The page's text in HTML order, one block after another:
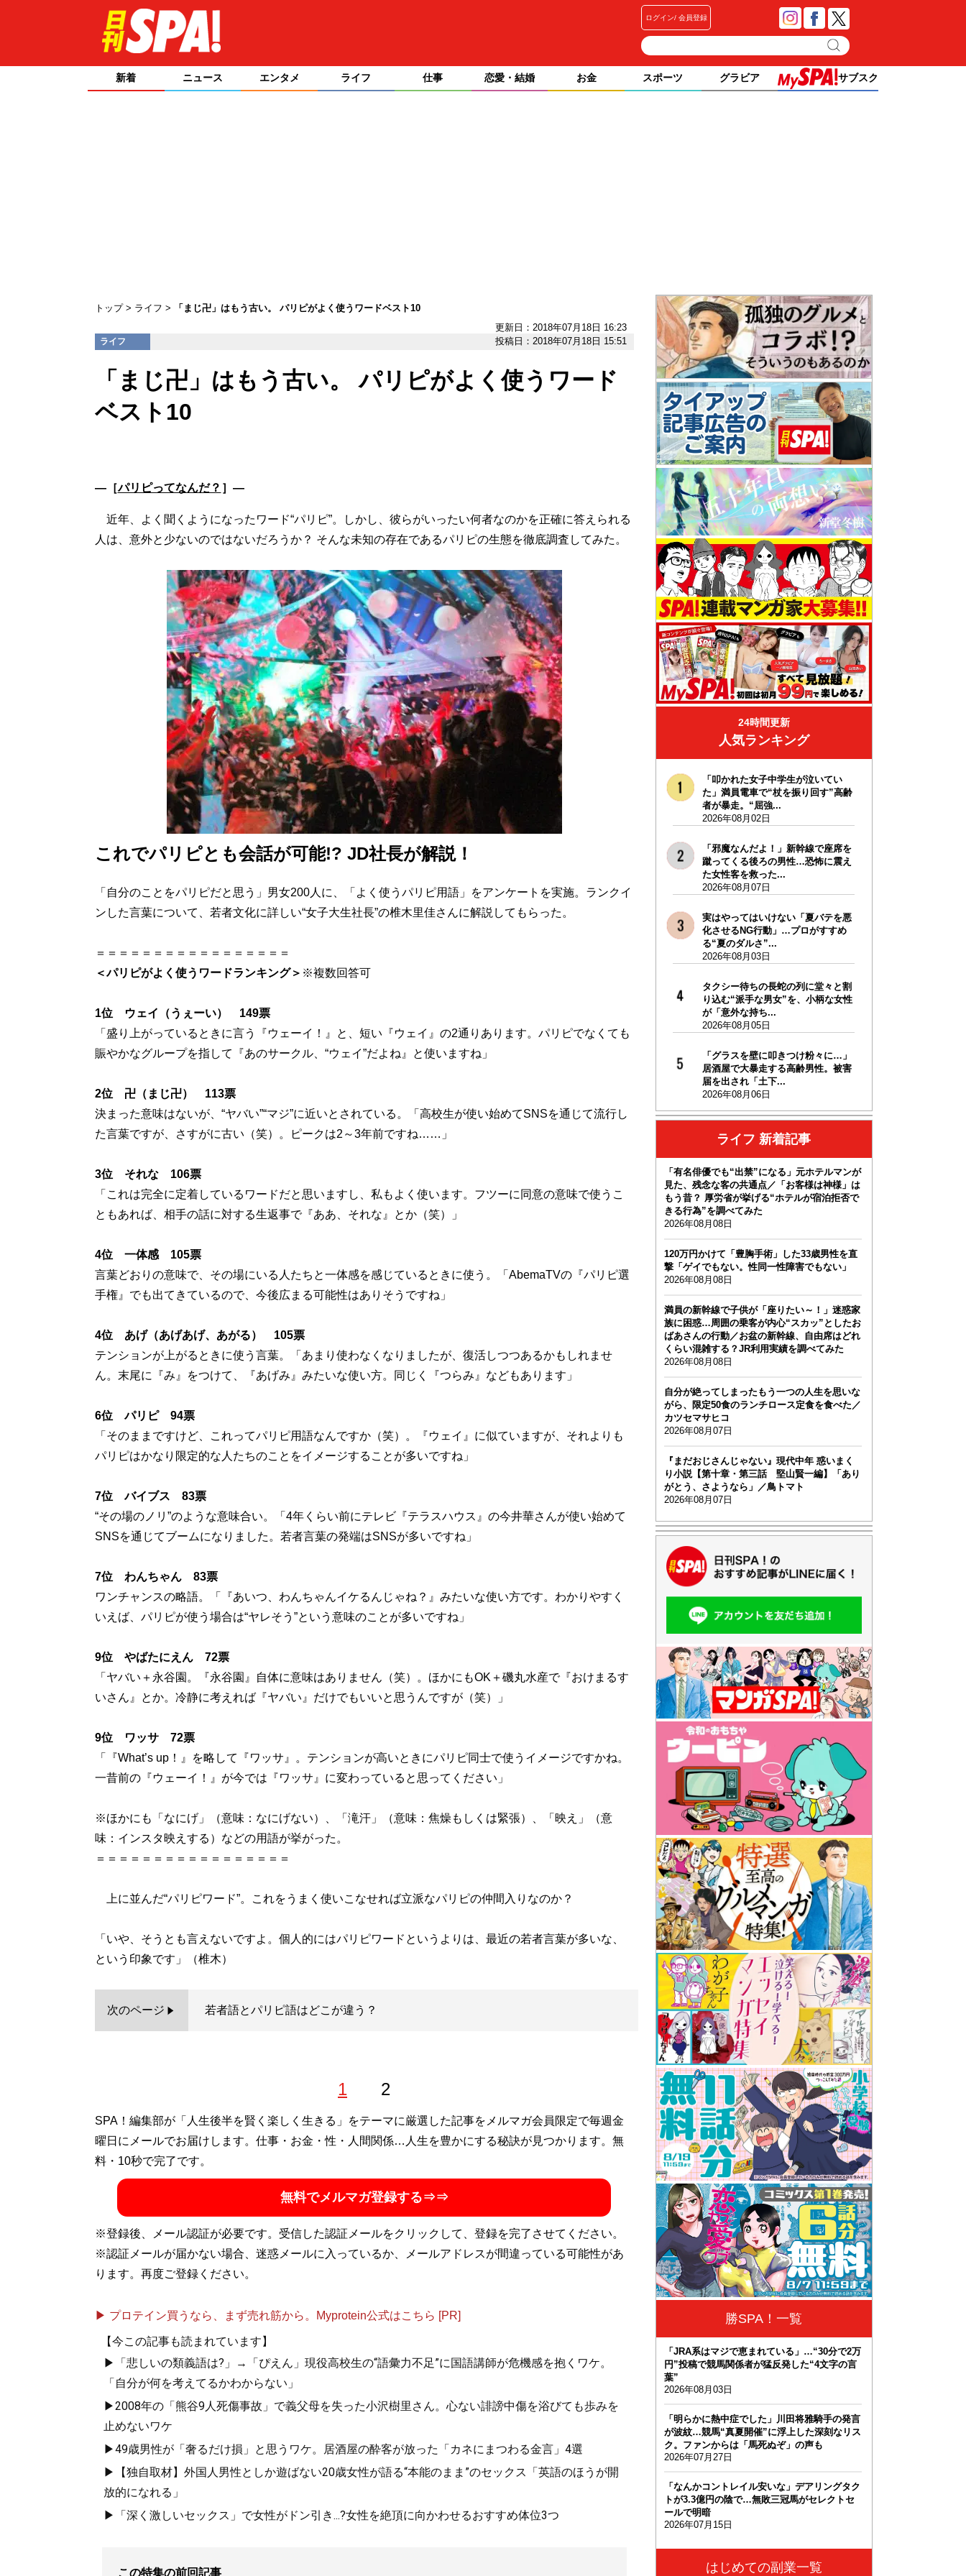
ログイン 会員登録
新着 ニュース エンタメ ライフ 仕事 恋愛・結婚 お金 スポーツ グラビア サブスク
トップ ライフ
「まじ卍」はもう古い。 パリピがよく使うワードベスト10
更新日：2018年07月18日 16:23
ライフ 投稿日：2018年07月18日 15:51
「まじ卍」はもう古い。 パリピがよく使うワード
ベスト10
―［パリピってなんだ？ ］―
近年、よく聞くようになったワード“パリピ”。しかし、彼らがいったい何者なのかを正確に答えられる
人は、意外と少ないのではないだろうか？ そんな未知の存在であるパリピの生態を徹底調査してみた。
これでパリピとも会話が可能!? JD社長が解説！
「自分のことをパリピだと思う」男女200人に、「よく使うパリピ用語」をアンケートを実施。ランクイ
ンした言葉について、若者文化に詳しい“女子大生社長”の椎木里佳さんに解説してもらった。
＜パリピがよく使うワードランキング＞ ※複数回答可
1位 ウェイ（うぇーい） 149票
「盛り上がっているときに言う『ウェーイ！』と、短い『ウェイ』の2通りあります。パリピでなくても
賑やかなグループを指して『あのサークル、“ウェイ”だよね』と使いますね」
2位 卍（まじ卍） 113票
決まった意味はないが、“ヤバい”“マジ”に近いとされている。「高校生が使い始めてSNSを通じて流行し
た言葉ですが、さすがに古い（笑）。ピークは2～3年前ですね……」
3位 それな 106票
「これは完全に定着しているワードだと思いますし、私もよく使います。フツーに同意の意味で使うこ
ともあれば、相手の話に対する生返事で『ああ、それな』とか（笑）」
4位 一体感 105票
言葉どおりの意味で、その場にいる人たちと一体感を感じているときに使う。「AbemaTVの『パリピ選
手権』でも出てきているので、今後広まる可能性はありそうですね」
4位 あげ（あげあげ、あがる） 105票
テンションが上がるときに使う言葉。「あまり使わなくなりましたが、復活しつつあるかもしれませ
ん。末尾に『み』をつけて、『あげみ』みたいな使い方。同じく『つらみ』などもあります」
6位 パリピ 94票
「そのままですけど、これってパリピ用語なんですか（笑）。『ウェイ』に似ていますが、それよりも
パリピはかなり限定的な人たちのことをイメージすることが多いですね」
7位 バイブス 83票
“その場のノリ”のような意味合い。「4年くらい前にテレビ『テラスハウス』の今井華さんが使い始めて
SNSを通じてブームになりました。若者言葉の発端はSNSが多いですね」
7位 わんちゃん 83票
ワンチャンスの略語。「『あいつ、わんちゃんイケるんじゃね？』みたいな使い方です。わかりやすく
いえば、パリピが使う場合は“ヤレそう”という意味のことが多いですね」
9位 やばたにえん 72票
「ヤバい＋永谷園。『永谷園』自体に意味はありません（笑）。ほかにもOK＋磯丸水産で『おけまるす
いさん』とか。冷静に考えれば『ヤバい』だけでもいいと思うんですが（笑）」
9位 ワッサ 72票
「『What’s up！』を略して『ワッサ』。テンションが高いときにパリピ同士で使うイメージですかね。
一昔前の『ウェーイ！』が今では『ワッサ』に変わっていると思ってください」
※ほかにも「なにげ」（意味：なにげない）、「滝汗」（意味：焦燥もしくは緊張）、「映え」（意
味：インスタ映えする）などの用語が挙がった。
＝＝＝＝＝＝＝＝＝＝＝＝＝＝＝＝＝
上に並んだ“パリピワード”。これをうまく使いこなせれば立派なパリピの仲間入りなのか？
「いや、そうとも言えないですよ。個人的にはパリピワードというよりは、最近の若者言葉が多いな、
という印象です」（椎木）
次のページ 若者語とパリピ語はどこが違う？
1 2
SPA！編集部が「人生後半を賢く楽しく生きる」をテーマに厳選した記事をメルマガ会員限定で毎週金
曜日にメールでお届けします。仕事・お金・性・人間関係…人生を豊かにする秘訣が見つかります。無
料・10秒で完了です。
無料でメルマガ登録する⇒⇒
※登録後、メール認証が必要です。受信した認証メールをクリックして、登録を完了させてください。
※認証メールが届かない場合、迷惑メールに入っているか、メールアドレスが間違っている可能性があ
ります。再度ご登録ください。
▶ プロテイン買うなら、まず売れ筋から。Myprotein公式はこちら [PR]
【今この記事も読まれています】
▶「悲しいの類義語は?」→「ぴえん」現役高校生の“語彙力不足”に国語講師が危機感を抱くワケ。
「自分が何を考えてるかわからない」
▶2008年の「熊谷9人死傷事故」で義父母を失った小沢樹里さん。心ない誹謗中傷を浴びても歩みを
止めないワケ
▶49歳男性が「奢るだけ損」と思うワケ。居酒屋の酔客が放った「カネにまつわる金言」4選
▶【独自取材】外国人男性としか遊ばない20歳女性が語る“本能のまま”のセックス「英語のほうが開
放的になれる」
▶「深く激しいセックス」で女性がドン引き...?女性を絶頂に向かわせるおすすめ体位3つ
この特集の前回記事
24時間更新
人気ランキング
「叩かれた女子中学生が泣いてい
た」満員電車で“杖を振り回す”高齢
者が暴走。“屈強...
2026年08月02日
「邪魔なんだよ！」新幹線で座席を
蹴ってくる後ろの男性…恐怖に震え
た女性客を救った...
2026年08月07日
実はやってはいけない「夏バテを悪
化させるNG行動」…プロがすすめ
る“夏のダルさ”...
2026年08月03日
タクシー待ちの長蛇の列に堂々と割
り込む“派手な男女”を、小柄な女性
が「意外な持ち...
2026年08月05日
「グラスを壁に叩きつけ粉々に…」
居酒屋で大暴走する高齢男性。被害
届を出され「土下...
2026年08月06日
ライフ 新着記事
「有名俳優でも“出禁”になる」元ホテルマンが
見た、残念な客の共通点／「お客様は神様」は
もう昔？ 厚労省が挙げる“ホテルが宿泊拒否で
きる行為”を調べてみた
2026年08月08日
120万円かけて「豊胸手術」した33歳男性を直
撃「ゲイでもない。性同一性障害でもない」
2026年08月08日
満員の新幹線で子供が「座りたい～！」迷惑家
族に困惑…周囲の乗客が内心“スカッ”としたお
ばあさんの行動／お盆の新幹線、自由席はどれ
くらい混雑する？JR利用実績を調べてみた
2026年08月08日
自分が絶ってしまったもう一つの人生を思いな
がら、限定50食のランチロース定食を食べた／
カツセマサヒコ
2026年08月07日
『まだおじさんじゃない』現代中年 惑いまく
り小説【第十章・第三話 堅山賢一編】「あり
がとう、さようなら」／鳥トマト
2026年08月07日
勝SPA！一覧
「JRA系はマジで恵まれている」…“30分で2万
円”投稿で競馬関係者が猛反発した“4文字の言
葉”
2026年08月03日
「明らかに熱中症でした」川田将雅騎手の発言
が波紋…競馬“真夏開催”に浮上した深刻なリス
ク。ファンからは「馬死ぬぞ」の声も
2026年07月27日
「なんかコントレイル安いな」デアリングタク
トが3.3億円の陰で…無敗三冠馬がセレクトセ
ールで明暗
2026年07月15日
はじめての副業一覧